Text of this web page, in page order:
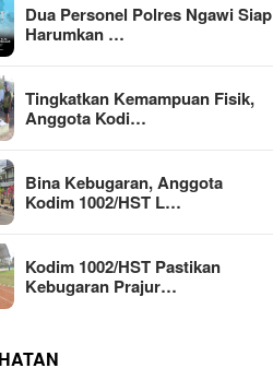
Dua Personel Polres Ngawi Siap
Harumkan …
Tingkatkan Kemampuan Fisik,
Anggota Kodi…
Bina Kebugaran, Anggota
Kodim 1002/HST L…
Kodim 1002/HST Pastikan
Kebugaran Prajur…